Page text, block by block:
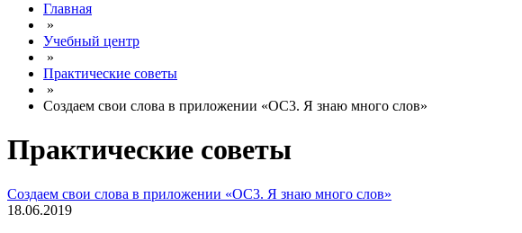
Главная
»
Учебный центр
»
Практические советы
»
Создаем свои слова в приложении «ОС3. Я знаю много слов»
Практические советы
Создаем свои слова в приложении «ОС3. Я знаю много слов»
18.06.2019